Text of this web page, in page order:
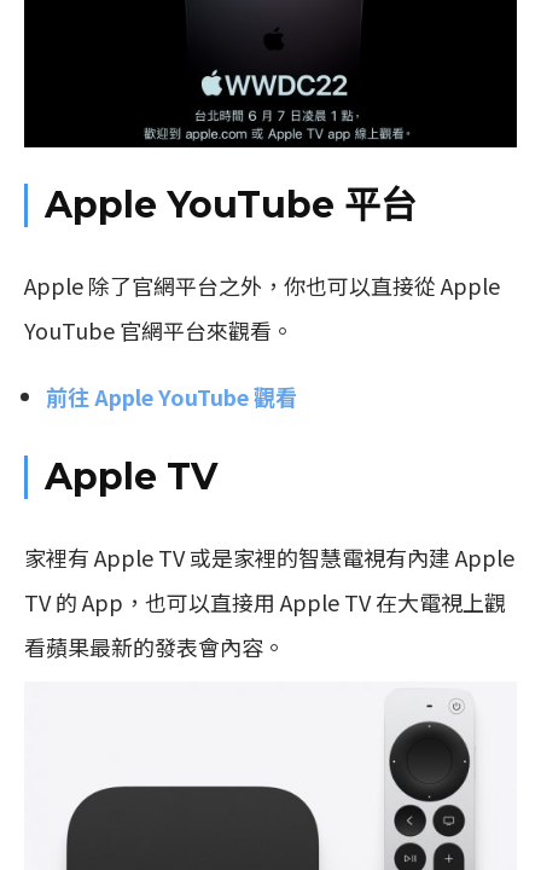
Apple YouTube 平台
Apple 除了官網平台之外，你也可以直接從 Apple
YouTube 官網平台來觀看。
前往 Apple YouTube 觀看
Apple TV
家裡有 Apple TV 或是家裡的智慧電視有內建 Apple
TV 的 App，也可以直接用 Apple TV 在大電視上觀
看蘋果最新的發表會內容。